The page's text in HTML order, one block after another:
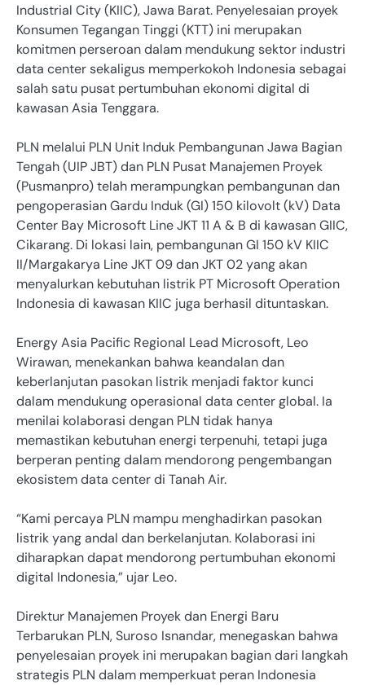
Industrial City (KIIC), Jawa Barat. Penyelesaian proyek
Konsumen Tegangan Tinggi (KTT) ini merupakan
komitmen perseroan dalam mendukung sektor industri
data center sekaligus memperkokoh Indonesia sebagai
salah satu pusat pertumbuhan ekonomi digital di
kawasan Asia Tenggara.
PLN melalui PLN Unit Induk Pembangunan Jawa Bagian
Tengah (UIP JBT) dan PLN Pusat Manajemen Proyek
(Pusmanpro) telah merampungkan pembangunan dan
pengoperasian Gardu Induk (GI) 150 kilovolt (kV) Data
Center Bay Microsoft Line JKT 11 A & B di kawasan GIIC,
Cikarang. Di lokasi lain, pembangunan GI 150 kV KIIC
II/Margakarya Line JKT 09 dan JKT 02 yang akan
menyalurkan kebutuhan listrik PT Microsoft Operation
Indonesia di kawasan KIIC juga berhasil dituntaskan.
Energy Asia Pacific Regional Lead Microsoft, Leo
Wirawan, menekankan bahwa keandalan dan
keberlanjutan pasokan listrik menjadi faktor kunci
dalam mendukung operasional data center global. Ia
menilai kolaborasi dengan PLN tidak hanya
memastikan kebutuhan energi terpenuhi, tetapi juga
berperan penting dalam mendorong pengembangan
ekosistem data center di Tanah Air.
“Kami percaya PLN mampu menghadirkan pasokan
listrik yang andal dan berkelanjutan. Kolaborasi ini
diharapkan dapat mendorong pertumbuhan ekonomi
digital Indonesia,” ujar Leo.
Direktur Manajemen Proyek dan Energi Baru
Terbarukan PLN, Suroso Isnandar, menegaskan bahwa
penyelesaian proyek ini merupakan bagian dari langkah
strategis PLN dalam memperkuat peran Indonesia